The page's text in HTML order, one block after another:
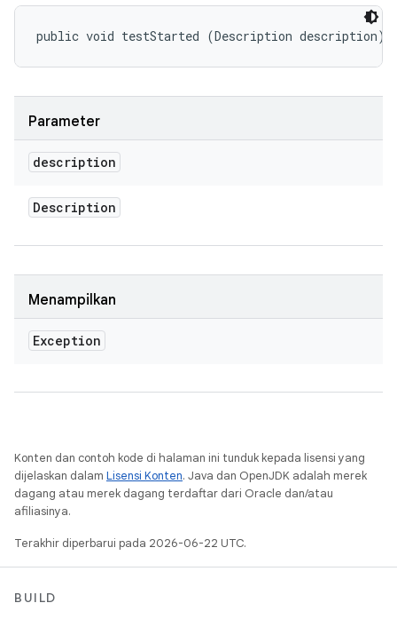
public void testStarted (Description description)
Parameter
description
Description
Menampilkan
Exception
Konten dan contoh kode di halaman ini tunduk kepada lisensi yang
dijelaskan dalam Lisensi Konten. Java dan OpenJDK adalah merek
dagang atau merek dagang terdaftar dari Oracle dan/atau
afiliasinya.
Terakhir diperbarui pada 2026-06-22 UTC.
BUILD